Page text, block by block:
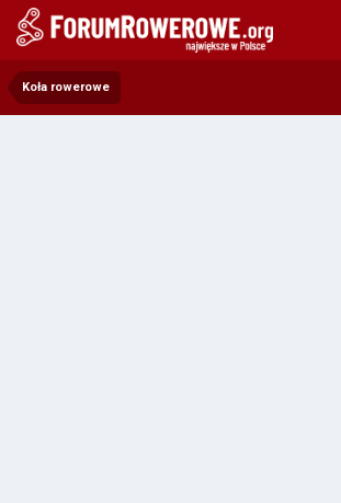
Koła rowerowe